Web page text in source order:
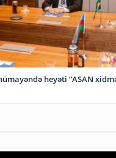
heyəti “ASAN